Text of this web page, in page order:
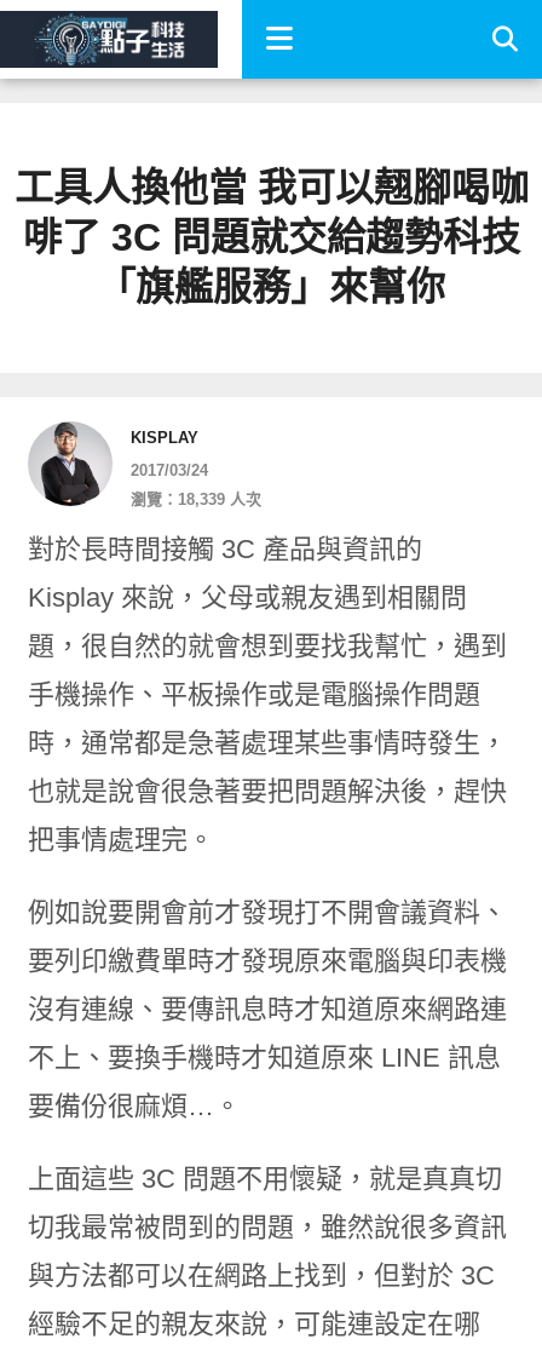
工具人換他當 我可以翹腳喝咖
啡了 3C 問題就交給趨勢科技
「旗艦服務」來幫你
KISPLAY
2017/03/24
瀏覽：18,339 人次
對於長時間接觸 3C 產品與資訊的
Kisplay 來說，父母或親友遇到相關問
題，很自然的就會想到要找我幫忙，遇到
手機操作、平板操作或是電腦操作問題
時，通常都是急著處理某些事情時發生，
也就是說會很急著要把問題解決後，趕快
把事情處理完。
例如說要開會前才發現打不開會議資料、
要列印繳費單時才發現原來電腦與印表機
沒有連線、要傳訊息時才知道原來網路連
不上、要換手機時才知道原來 LINE 訊息
要備份很麻煩…。
上面這些 3C 問題不用懷疑，就是真真切
切我最常被問到的問題，雖然說很多資訊
與方法都可以在網路上找到，但對於 3C
經驗不足的親友來說，可能連設定在哪